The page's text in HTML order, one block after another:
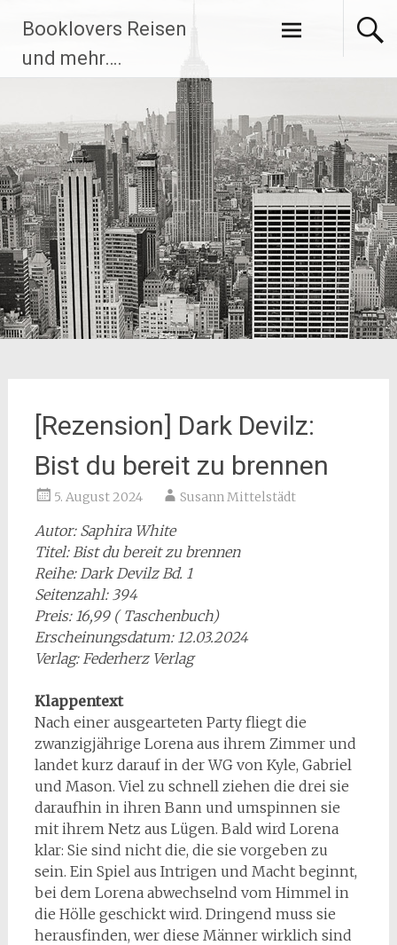
Inhalt
springen
Booklovers Reisen
und mehr….
[Rezension] Dark Devilz:
Bist du bereit zu brennen
5. August 2024 Susann Mittelstädt
Autor: Saphira White
Titel: Bist du bereit zu brennen
Reihe: Dark Devilz Bd. 1
Seitenzahl: 394
Preis: 16,99 ( Taschenbuch)
Erscheinungsdatum: 12.03.2024
Verlag: Federherz Verlag
Klappentext
Nach einer ausgearteten Party fliegt die
zwanzigjährige Lorena aus ihrem Zimmer und
landet kurz darauf in der WG von Kyle, Gabriel
und Mason. Viel zu schnell ziehen die drei sie
daraufhin in ihren Bann und umspinnen sie
mit ihrem Netz aus Lügen. Bald wird Lorena
klar: Sie sind nicht die, die sie vorgeben zu
sein. Ein Spiel aus Intrigen und Macht beginnt,
bei dem Lorena abwechselnd vom Himmel in
die Hölle geschickt wird. Dringend muss sie
herausfinden, wer diese Männer wirklich sind